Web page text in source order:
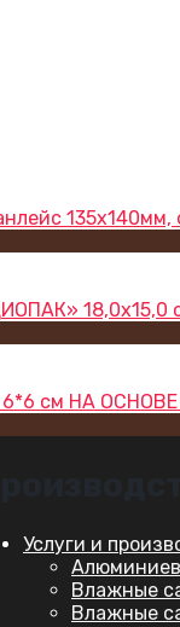
18,0х15,0
6*6 см НА
Услуги и
Влажные
Влажные